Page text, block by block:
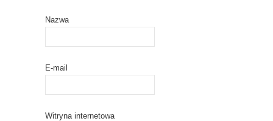
Nazwa
E-mail
Witryna internetowa